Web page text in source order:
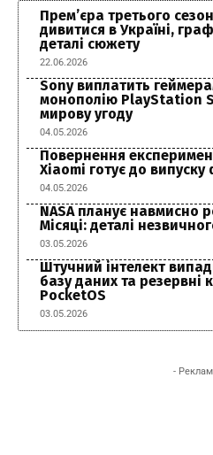
Прем’єра третього
дивитися в Україні,
деталі сюжету
22.06.2026
Sony виплатить
монополію PlayStation
мирову угоду
04.05.2026
Повернення
Xiaomi готує до
04.05.2026
NASA планує навмисно
Місяці: деталі
03.05.2026
Штучний інтелект
базу даних та резервні
PocketOS
03.05.2026
-